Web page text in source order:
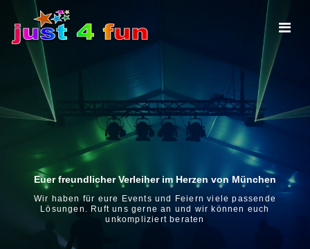
Euer freundlicher Verleiher im Herzen von München
Wir haben für eure Events und Feiern viele passende
Lösungen. Ruft uns gerne an und wir können euch
unkompliziert beraten